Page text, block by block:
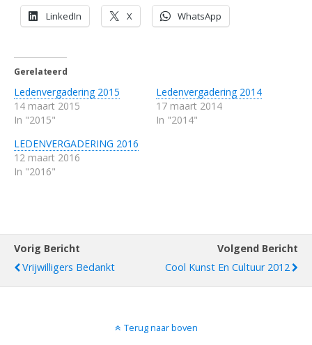
LinkedIn X WhatsApp
Gerelateerd
Ledenvergadering 2015
14 maart 2015
In "2015"
Ledenvergadering 2014
17 maart 2014
In "2014"
LEDENVERGADERING 2016
12 maart 2016
In "2016"
Vorig Bericht
Vrijwilligers Bedankt
Volgend Bericht
Cool Kunst En Cultuur 2012
Terug naar boven